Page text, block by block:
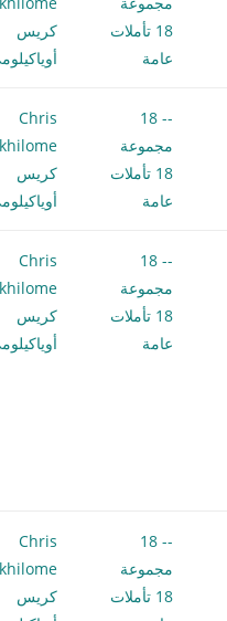
18 تأملات
عامة
كريس
-- 18
مجموعة
18 تأملات
عامة
Chris
كريس
-- 18
مجموعة
18 تأملات
عامة
Chris
كريس
-- 18
مجموعة
18 تأملات
Chris
كريس